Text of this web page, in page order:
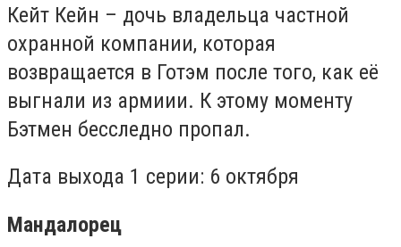
Кейт Кейн – дочь владельца частной
охранной компании, которая
возвращается в Готэм после того, как её
выгнали из армиии. К этому моменту
Бэтмен бесследно пропал.
Дата выхода 1 серии: 6 октября
Мандалорец